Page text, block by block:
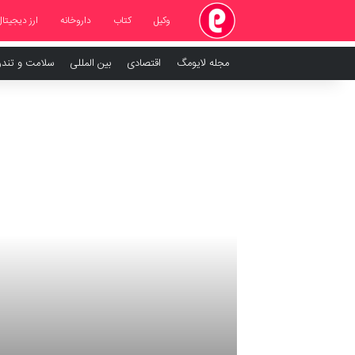
وکیل کتاب داروخانه ارز
مجله لایومگ اقتصادی بین المللی سلامت و